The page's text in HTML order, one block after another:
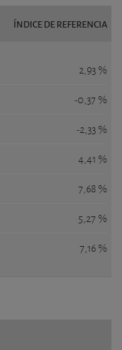
ÍNDICE DE REFERENCIA
2,93 %
-0,37 %
-2,33 %
4,41 %
7,68 %
5,27 %
7,16 %